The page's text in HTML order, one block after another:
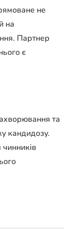
не
на
Партнер
є
та
кандидозу.